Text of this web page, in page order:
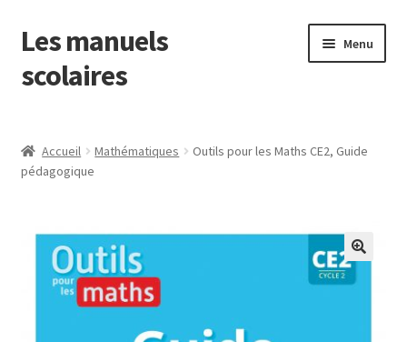
Aller
à
la
Aller
au
contenu
Les manuels
scolaires
Menu
menu
Mathématiques
menu
enfant
Accueil Mathématiques
Outils pour les Maths CE2, Guide
pédagogique